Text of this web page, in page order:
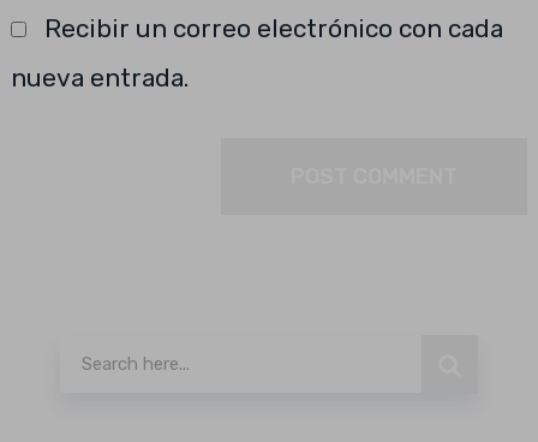
Recibir un correo electrónico con cada
nueva entrada.